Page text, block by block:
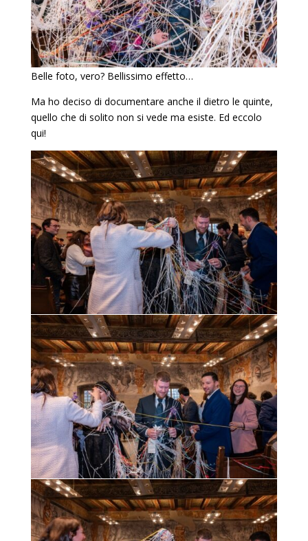
Belle foto, vero? Bellissimo effetto…
Ma ho deciso di documentare anche il dietro le quinte,
quello che di solito non si vede ma esiste. Ed eccolo
qui!